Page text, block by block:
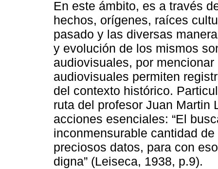
En este ámbito, es a través
hechos, orígenes, raíces
pasado y las diversas
y evolución de los mismos
audiovisuales, por
audiovisuales permiten
del contexto histórico.
ruta del profesor Juan Martin
acciones esenciales: “El
inconmensurable cantidad
preciosos datos, para con
digna” (Leiseca, 1938, p.9).